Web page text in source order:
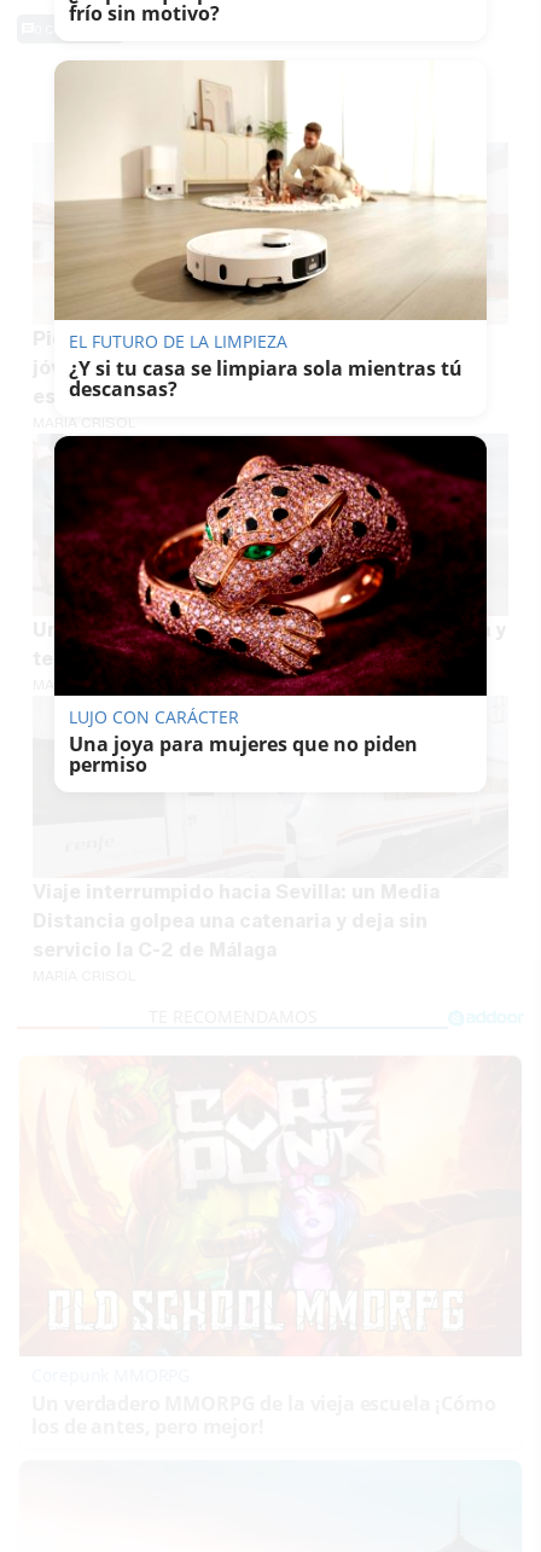
TE PUEDE INTERESAR
Pide ayuda de madrugada, amenaza a unos
jóvenes en Málaga y roba un coche para acabar
estrellándose contra un muro
MARÍA CRISOL
Un enorme pez sigue a un bañista hasta la orilla y
termina varado en una playa de Málaga
MARÍA CRISOL
frío sin motivo?
EL FUTURO DE LA LIMPIEZA
¿Y si tu casa se limpiara sola mientras tú
descansas?
LUJO CON CARÁCTER
Una joya para mujeres que no piden
permiso